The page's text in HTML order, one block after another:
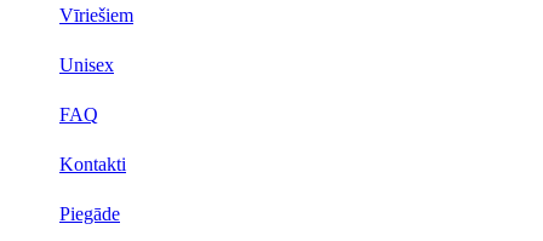
Vīriešiem
Unisex
FAQ
Kontakti
Piegāde